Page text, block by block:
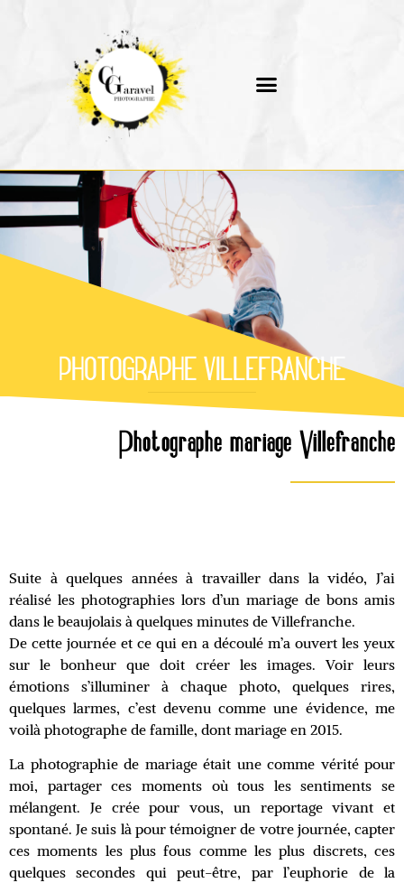
PHOTOGRAPHE VILLEFRANCHE
Photographe mariage Villefranche
Suite à quelques années à travailler dans la vidéo, J’ai
réalisé les photographies lors d’un mariage de bons amis
dans le beaujolais à quelques minutes de Villefranche.
De cette journée et ce qui en a découlé m’a ouvert les yeux
sur le bonheur que doit créer les images. Voir leurs
émotions s’illuminer à chaque photo, quelques rires,
quelques larmes, c’est devenu comme une évidence, me
voilà photographe de famille, dont mariage en 2015.
La photographie de mariageétait une comme vérité pour
moi, partager ces moments où tous les sentiments se
mélangent. Je crée pour vous, un reportage vivant et
spontané. Je suis là pour témoigner de votre journée, capter
ces moments les plus fous comme les plus discrets, ces
quelques secondes qui peut-être, par l’euphorie de la